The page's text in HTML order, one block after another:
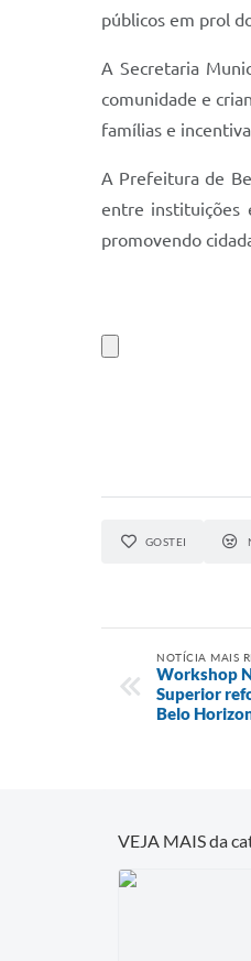
públicos em prol
A Secretaria
comunidade e
famílias e
A Prefeitura de
entre instituições
promovendo
GOSTEI
NOTÍCIA MAIS
Workshop
Superior
Belo
VEJA MAIS da